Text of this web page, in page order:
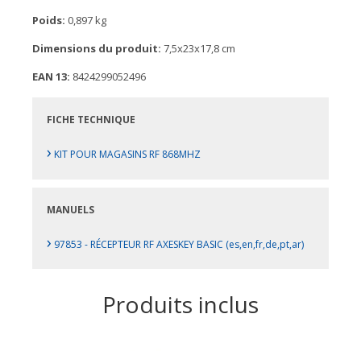
Poids: 0,897 kg
Dimensions du produit: 7,5x23x17,8 cm
EAN 13: 8424299052496
FICHE TECHNIQUE
› KIT POUR MAGASINS RF 868MHZ
MANUELS
› 97853 - RÉCEPTEUR RF AXESKEY BASIC (es,en,fr,de,pt,ar)
Produits inclus